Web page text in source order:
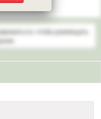
чтобы размещать